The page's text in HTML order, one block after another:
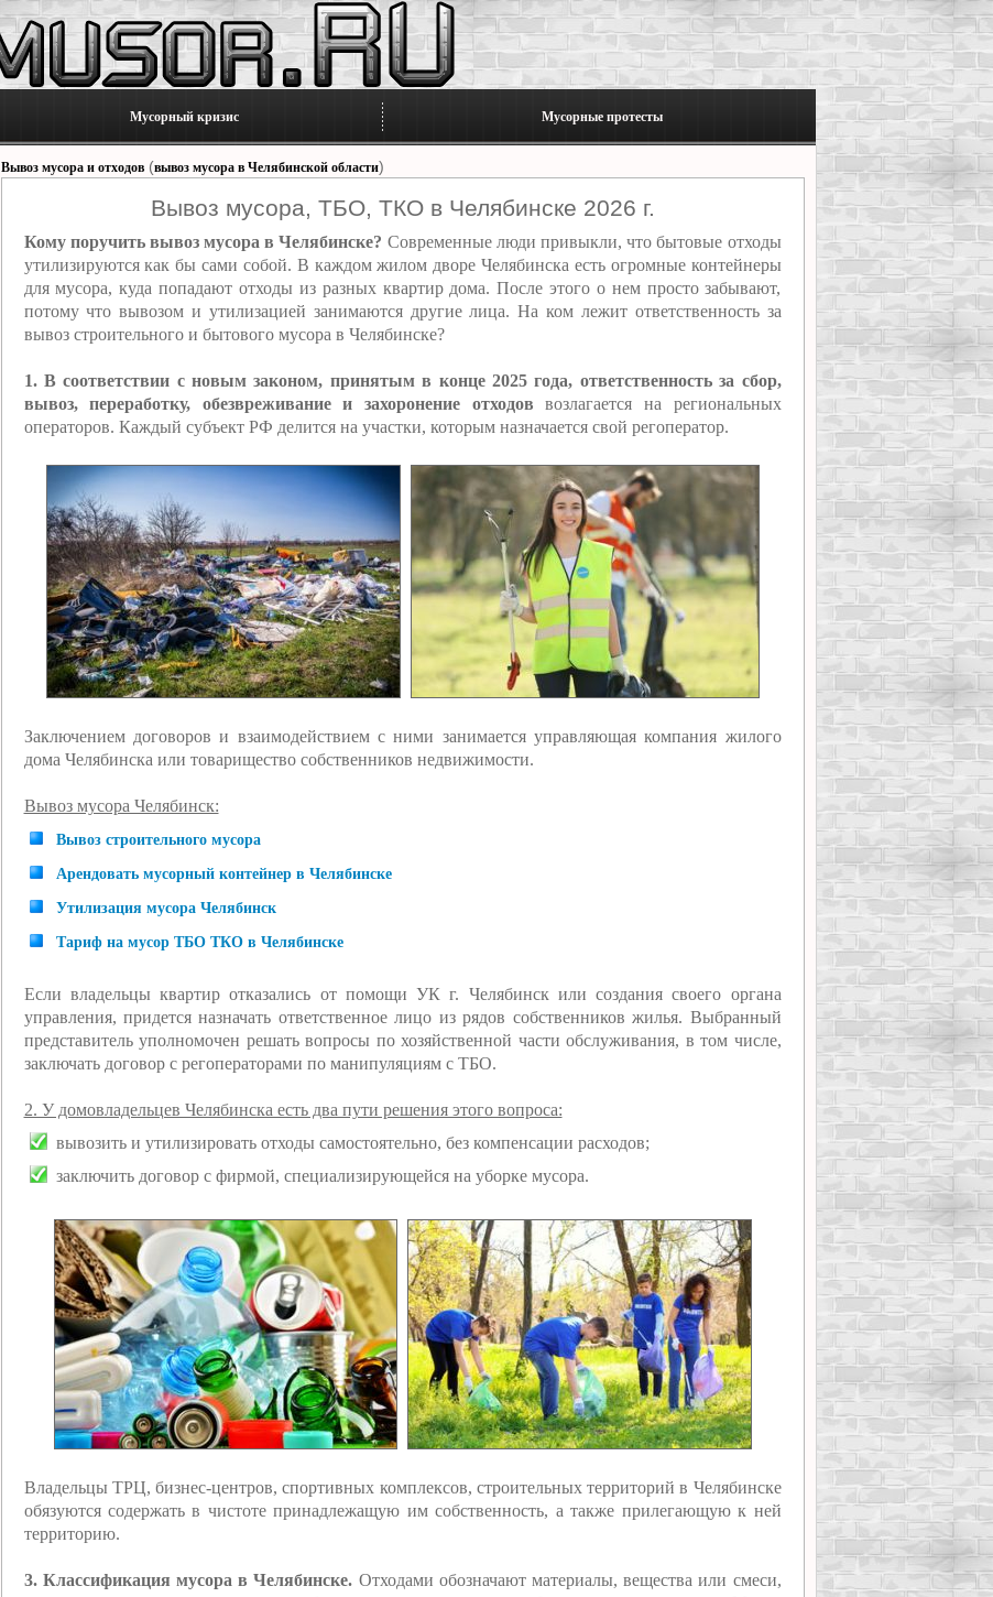
Мусорный кризис Мусорные протесты
Вывоз мусора и отходов(вывоз мусора в Челябинской области)
Вывоз мусора, ТБО, ТКО в Челябинске 2026 г.
Кому поручить вывоз мусора в Челябинске? Современные люди привыкли, что бытовые отходы
утилизируются как бы сами собой. В каждом жилом дворе Челябинска есть огромные контейнеры
для мусора, куда попадают отходы из разных квартир дома. После этого о нем просто забывают,
потому что вывозом и утилизацией занимаются другие лица. На ком лежит ответственность за
вывоз строительного и бытового мусора в Челябинске?
1. В соответствии с новым законом, принятым в конце 2025 года, ответственность за сбор,
вывоз, переработку, обезвреживание и захоронение отходов возлагается на региональных
операторов. Каждый субъект РФ делится на участки, которым назначается свой регоператор.
Заключением договоров и взаимодействием с ними занимается управляющая компания жилого
дома Челябинска или товарищество собственников недвижимости.
Вывоз мусора Челябинск:
Вывоз строительного мусора
Арендовать мусорный контейнер в Челябинске
Утилизация мусора Челябинск
Тариф на мусор ТБО ТКО в Челябинске
Если владельцы квартир отказались от помощи УК г. Челябинск или создания своего органа
управления, придется назначать ответственное лицо из рядов собственников жилья. Выбранный
представитель уполномочен решать вопросы по хозяйственной части обслуживания, в том числе,
заключать договор с регоператорами по манипуляциям с ТБО.
2. У домовладельцев Челябинска есть два пути решения этого вопроса:
вывозить и утилизировать отходы самостоятельно, без компенсации расходов;
заключить договор с фирмой, специализирующейся на уборке мусора.
Владельцы ТРЦ, бизнес-центров, спортивных комплексов, строительных территорий в Челябинске
обязуются содержать в чистоте принадлежащую им собственность, а также прилегающую к ней
территорию.
3. Классификация мусора в Челябинске. Отходами обозначают материалы, вещества или смеси,